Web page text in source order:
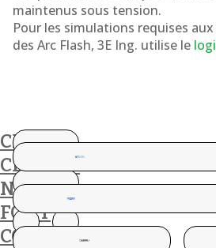
maintenus sous tension.
Pour les simulations requises
des Arc Flash, 3E Ing. utilise le
CES
CLIENTS
NOUS
FONT
CONFIANCE